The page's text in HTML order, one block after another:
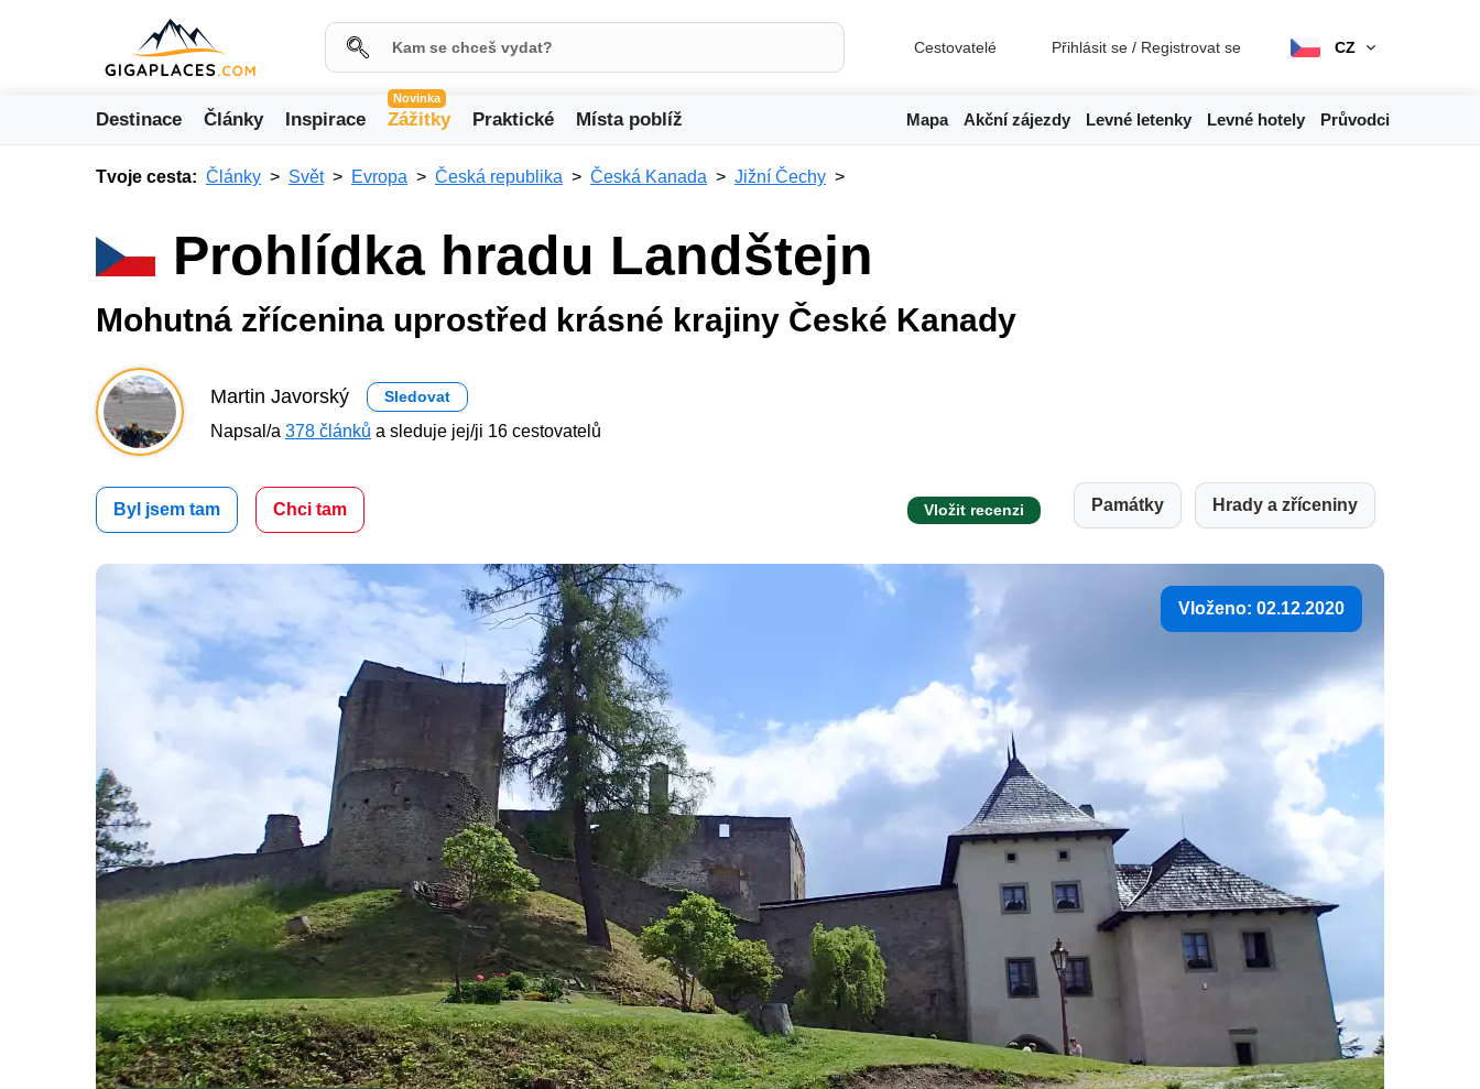
Cestovatelé Přihlásit se / Registrovat se CZ
Destinace Články Inspirace
Novinka
Zážitky Praktické Místa poblíž Mapa Akční zájezdy Levné letenky Levné hotely Průvodci
Tvoje cesta: Články Svět Evropa Česká republika Česká Kanada Jižní Čechy
Prohlídka hradu Landštejn
Mohutná zřícenina uprostřed krásné krajiny České Kanady
Martin Javorský Sledovat
Napsal/a 378 článků a sleduje jej/ji 16 cestovatelů
Byl jsem tam Chci tam Vložit recenzi Památky Hrady a zříceniny
Vloženo: 02.12.2020